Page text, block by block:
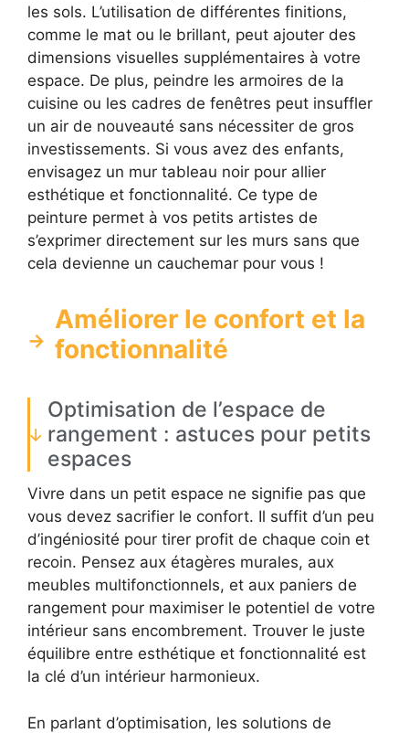
les sols. L’utilisation de différentes finitions,
comme le mat ou le brillant, peut ajouter des
dimensions visuelles supplémentaires à votre
espace. De plus, peindre les armoires de la
cuisine ou les cadres de fenêtres peut insuffler
un air de nouveauté sans nécessiter de gros
investissements. Si vous avez des enfants,
envisagez un mur tableau noir pour allier
esthétique et fonctionnalité. Ce type de
peinture permet à vos petits artistes de
s’exprimer directement sur les murs sans que
cela devienne un cauchemar pour vous !
Améliorer le confort et la
fonctionnalité
Optimisation de l’espace de
rangement : astuces pour petits
espaces
Vivre dans un petit espace ne signifie pas que
vous devez sacrifier le confort. Il suffit d’un peu
d’ingéniosité pour tirer profit de chaque coin et
recoin. Pensez aux étagères murales, aux
meubles multifonctionnels, et aux paniers de
rangement pour maximiser le potentiel de votre
intérieur sans encombrement. Trouver le juste
équilibre entre esthétique et fonctionnalité est
la clé d’un intérieur harmonieux.
En parlant d’optimisation, les solutions de